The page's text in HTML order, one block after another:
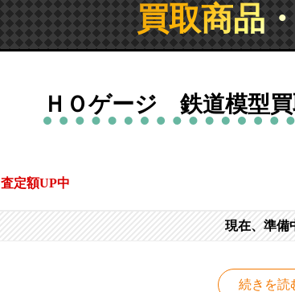
買取商品
ＨＯゲージ 鉄道模型
査定額UP中
現在、準備
続きを読